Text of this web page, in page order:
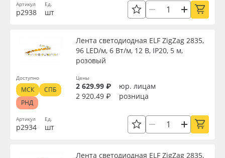
Плёнка монтажная Oratape
ПЭТ листовой
ПЭТ бэклит
Вспененный ПВХ
Производитель
Торговая марка
Серия
Артикул
р2938
Ед.
шт
Артикул
р2934
Лента светодиодная ELF ZigZag 2835,
96 LED/м, 6 Вт/м, 12 В, IP20, 5 м,
розовый
Ед.
шт
Цены
2 629.99 ₽
юр. лицам
2 920.49 ₽
розница
Доступно
МСК
СПБ
РНД
Лента светодиодная ELF ZigZag 2835,